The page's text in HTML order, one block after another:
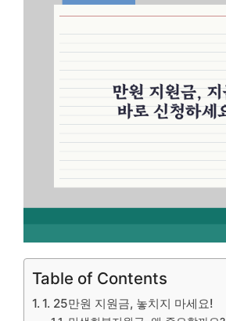
Table of Contents
1. 25만원 지원금, 놓치지 마세요!